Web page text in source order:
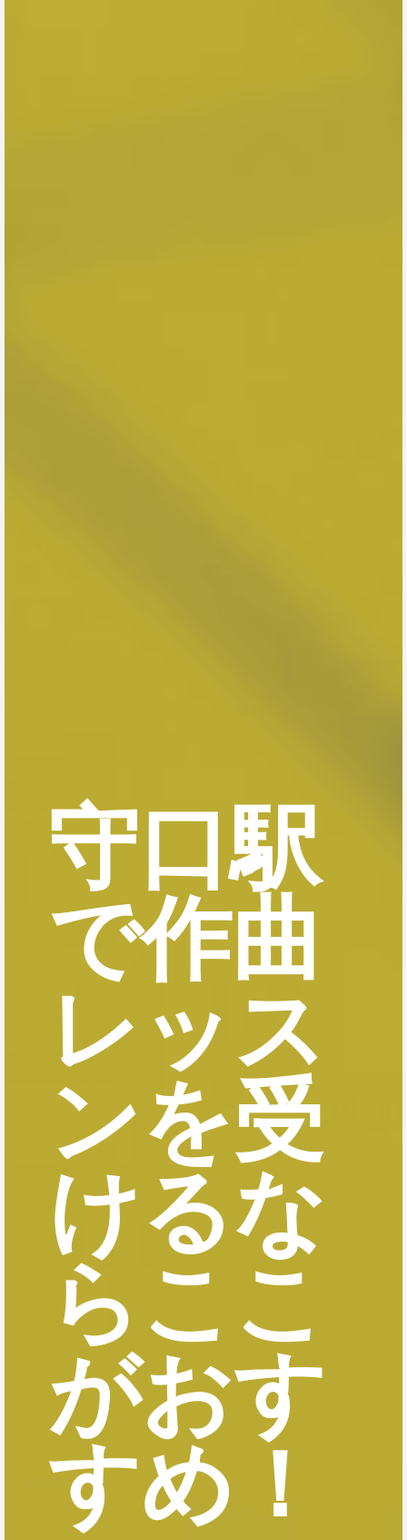
守口駅
で作曲
レッス
ンを受
けるな
らここ
がおす
すめ！